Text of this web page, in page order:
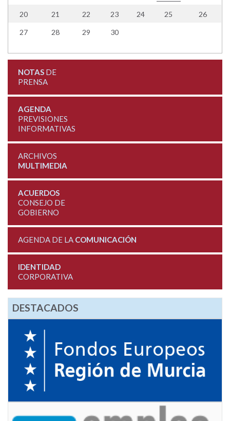
20 21 22 23 24 25 26
27 28 29 30
NOTASDE
PRENSA
AGENDA
PREVISIONES
INFORMATIVAS
ARCHIVOS
MULTIMEDIA
ACUERDOS
CONSEJO DE
GOBIERNO
AGENDA DE LA COMUNICACIÓN
IDENTIDAD
CORPORATIVA
DESTACADOS